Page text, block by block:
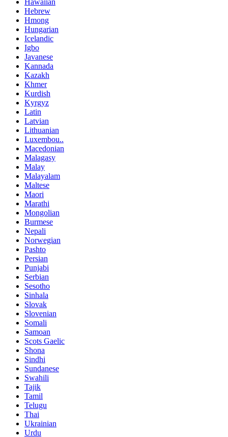
Hebrew
Hmong
Hungarian
Icelandic
Igbo
Javanese
Kannada
Kazakh
Khmer
Kurdish
Kyrgyz
Latin
Latvian
Lithuanian
Luxembou..
Macedonian
Malagasy
Malay
Malayalam
Maltese
Maori
Marathi
Mongolian
Burmese
Nepali
Norwegian
Pashto
Persian
Punjabi
Serbian
Sesotho
Sinhala
Slovak
Slovenian
Somali
Samoan
Scots Gaelic
Shona
Sindhi
Sundanese
Swahili
Tajik
Tamil
Telugu
Thai
Ukrainian
Urdu